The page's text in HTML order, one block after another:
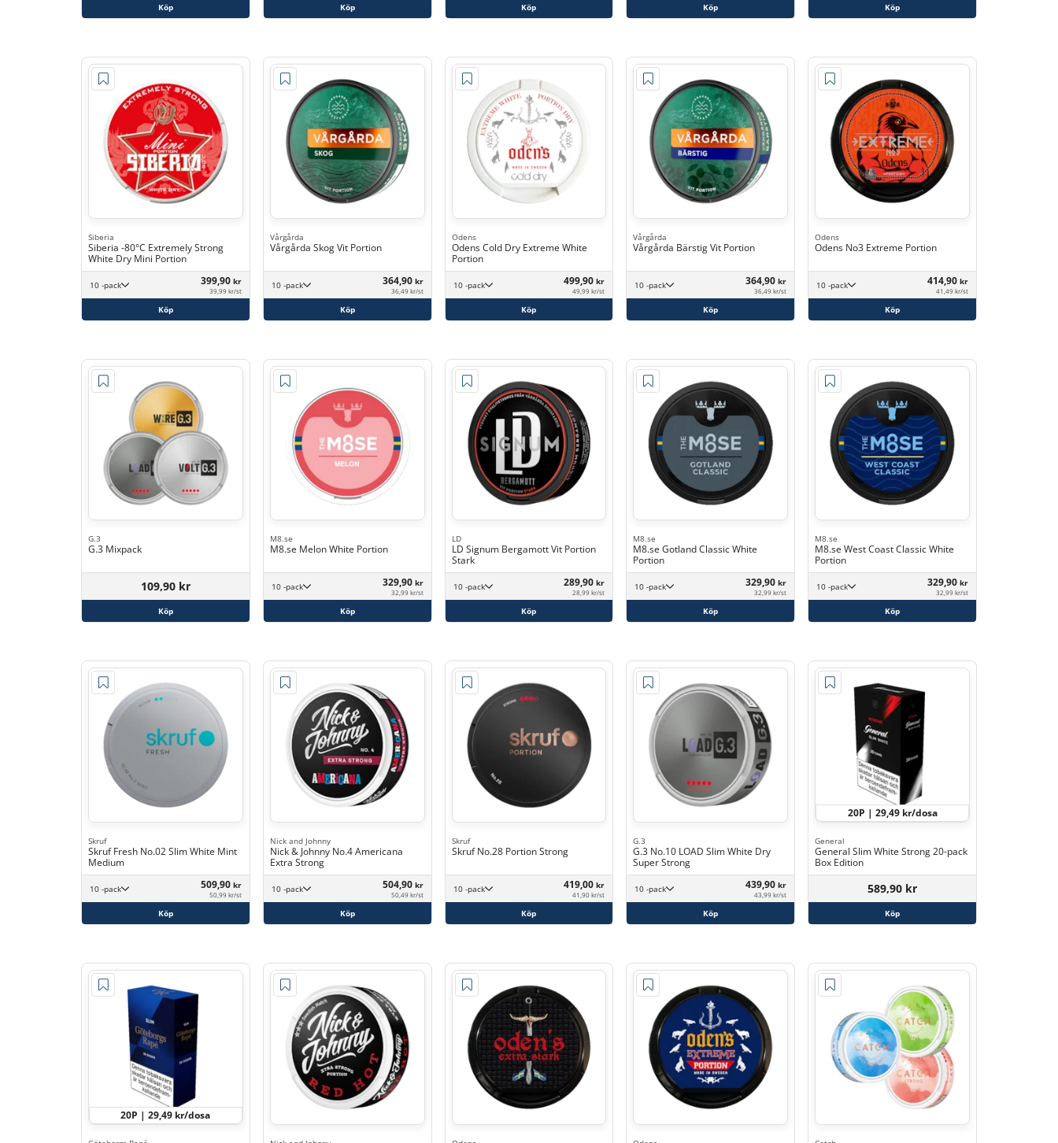
Köp Köp Köp Köp Köp
Siberia
Siberia -80°C Extremely Strong
White Dry Mini Portion
10 -pack 399,90 kr
39,99 kr/st
Köp
Vårgårda
Vårgårda Skog Vit Portion
10 -pack 364,90 kr
36,49 kr/st
Köp
Odens
Odens Cold Dry Extreme White
Portion
10 -pack 499,90kr
49,99 kr/st
Köp
Vårgårda
Vårgårda Bärstig Vit Portion
10 -pack 364,90kr
36,49 kr/st
Köp
Odens
Odens No3 Extreme Portion
10 -pack 414,90 kr
41,49 kr/st
Köp
G.3
G.3 Mixpack
109,90 kr
Köp
M8.se
M8.se Melon White Portion
10 -pack 329,90 kr
32,99 kr/st
Köp
LD
LD Signum Bergamott Vit Portion
Stark
10 -pack 289,90kr
28,99 kr/st
Köp
M8.se
M8.se Gotland Classic White
Portion
10 -pack 329,90kr
32,99 kr/st
Köp
M8.se
M8.se West Coast Classic White
Portion
10 -pack 329,90 kr
32,99 kr/st
Köp
Skruf
Skruf Fresh No.02 Slim White Mint
Medium
10 -pack 509,90 kr
50,99 kr/st
Köp
Nick and Johnny
Nick & Johnny No.4 Americana
Extra Strong
10 -pack 504,90 kr
50,49 kr/st
Köp
Skruf
Skruf No.28 Portion Strong
10 -pack 419,00kr
41,90 kr/st
Köp
G.3
G.3 No.10 LOAD Slim White Dry
Super Strong
10 -pack 439,90kr
43,99 kr/st
Köp
20P | 29,49 kr/dosa
General
General Slim White Strong 20-pack
Box Edition
589,90 kr
Köp
20P | 29,49 kr/dosa